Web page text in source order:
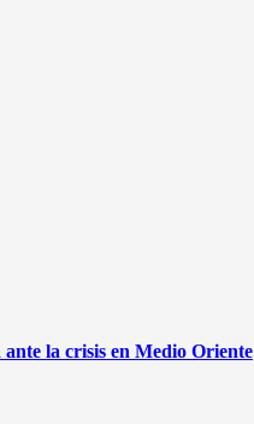
la crisis en Medio Oriente